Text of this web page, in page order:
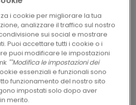
CERCA
i cookie per migliorare la tua
analizzare il traffico sul nostro
sui social e mostrare
Puoi accettare tutti i cookie o i
puoi modificare le impostazioni
""Modifica le impostazioni dei
essenziali e funzionali sono
funzionamento del nostro sito
impostati solo dopo aver
merito.